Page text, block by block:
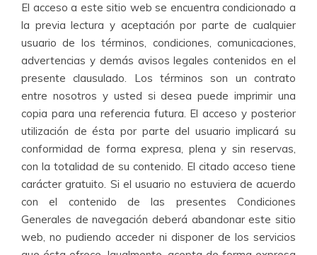
El acceso a este sitio web se encuentra condicionado a
la previa lectura y aceptación por parte de cualquier
usuario de los términos, condiciones, comunicaciones,
advertencias y demás avisos legales contenidos en el
presente clausulado. Los términos son un contrato
entre nosotros y usted si desea puede imprimir una
copia para una referencia futura. El acceso y posterior
utilización de ésta por parte del usuario implicará su
conformidad de forma expresa, plena y sin reservas,
con la totalidad de su contenido. El citado acceso tiene
carácter gratuito. Si el usuario no estuviera de acuerdo
con el contenido de las presentes Condiciones
Generales de navegación deberá abandonar este sitio
web, no pudiendo acceder ni disponer de los servicios